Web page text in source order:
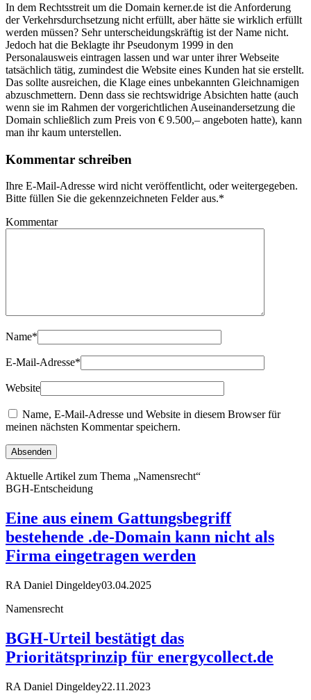
In dem Rechtsstreit um die Domain kerner.de ist die Anforderung
der Verkehrsdurchsetzung nicht erfüllt, aber hätte sie wirklich erfüllt
werden müssen? Sehr unterscheidungskräftig ist der Name nicht.
Jedoch hat die Beklagte ihr Pseudonym 1999 in den
Personalausweis eintragen lassen und war unter ihrer Webseite
tatsächlich tätig, zumindest die Website eines Kunden hat sie erstellt.
Das sollte ausreichen, die Klage eines unbekannten Gleichnamigen
abzuschmettern. Denn dass sie rechtswidrige Absichten hatte (auch
wenn sie im Rahmen der vorgerichtlichen Auseinandersetzung die
Domain schließlich zum Preis von € 9.500,– angeboten hatte), kann
man ihr kaum unterstellen.
Kommentar schreiben
Ihre E-Mail-Adresse wird nicht veröffentlicht, oder weitergegeben.
Bitte füllen Sie die gekennzeichneten Felder aus.*
Kommentar
Name*
E-Mail-Adresse*
Website
Name, E-Mail-Adresse und Website in diesem Browser für
meinen nächsten Kommentar speichern.
Aktuelle Artikel zum Thema „Namensrecht“
BGH-Entscheidung
Eine aus einem Gattungsbegriff
bestehende .de-Domain kann nicht als
Firma eingetragen werden
RA Daniel Dingeldey03.04.2025
Namensrecht
BGH-Urteil bestätigt das
Prioritätsprinzip für energycollect.de
RA Daniel Dingeldey22.11.2023